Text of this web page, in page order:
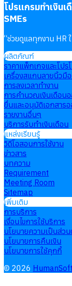
โปรแกรมทำเงินเ
SMEs
“ช่วยดูแลทุกงาน HR
ผลิตภัณฑ์
ราคาแพ็กเกจและโปร
เครื่องสแกนลายนิ้วมื
การลงเวลาทำงาน
การคำนวณเงินเดือน
ยื่นและอนุมัติเอกสาร
รายงานอื่นๆ
บริการรับทำเงินเดือน
แหล่งเรียนรู้
วิดีโอสอนการใช้งาน
ข่าวสาร
บทความ
Requirement
Meeting Room
Sitemap
เพิ่มเติม
การบริการ
เงื่อนไขการใช้บริการ
นโยบายความเป็นส่วน
นโยบายการคืนเงิน
นโยบายการใช้คุกกี้
© 2026